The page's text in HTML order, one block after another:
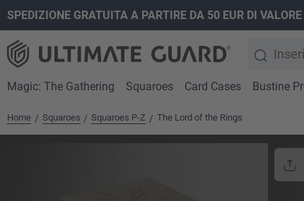
Passa alla navigazione principale
SPEDIZIONE GRATUITA A PARTIRE DA 50 EUR DI VALORE
Magic: The Gathering Squaroes Card Cases Bustine
Home / Squaroes / Squaroes P-Z / The Lord of the Rings